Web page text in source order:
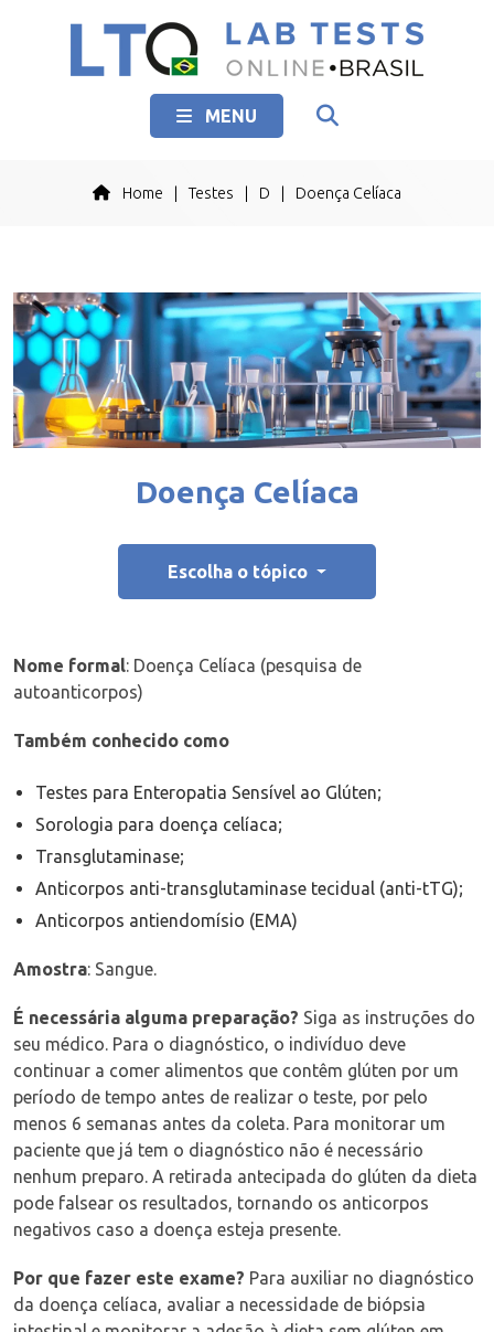
MENU
Home Testes D Doença Celíaca
Doença Celíaca
Escolha o tópico
Nome formal: Doença Celíaca (pesquisa de
autoanticorpos)
Também conhecido como
Testes para Enteropatia Sensível ao Glúten;
Sorologia para doença celíaca;
Transglutaminase;
Anticorpos anti-transglutaminase tecidual (anti-tTG);
Anticorpos antiendomísio (EMA)
Amostra: Sangue.
É necessária alguma preparação? Siga as instruções do
seu médico. Para o diagnóstico, o indivíduo deve
continuar a comer alimentos que contêm glúten por um
período de tempo antes de realizar o teste, por pelo
menos 6 semanas antes da coleta. Para monitorar um
paciente que já tem o diagnóstico não é necessário
nenhum preparo. A retirada antecipada do glúten da dieta
pode falsear os resultados, tornando os anticorpos
negativos caso a doença esteja presente.
Por que fazer este exame? Para auxiliar no diagnóstico
da doença celíaca, avaliar a necessidade de biópsia